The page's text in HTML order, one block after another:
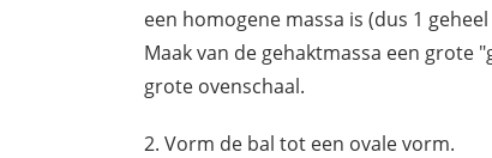
een homogene massa is (dus 1 geheel
Maak van de gehaktmassa een grote
grote ovenschaal.
Vorm de bal tot een ovale vorm.